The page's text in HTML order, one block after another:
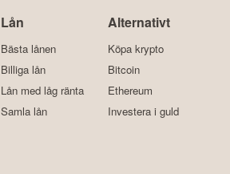
Lån
Bästa lånen
Billiga lån
Lån med låg ränta
Samla lån
Alternativt
Köpa krypto
Bitcoin
Ethereum
Investera i guld